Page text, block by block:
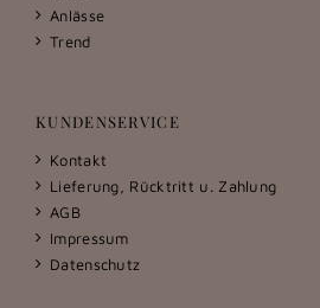
Anlässe
Trend
KUNDENSERVICE
Kontakt
Lieferung, Rücktritt u. Zahlung
AGB
Impressum
Datenschutz